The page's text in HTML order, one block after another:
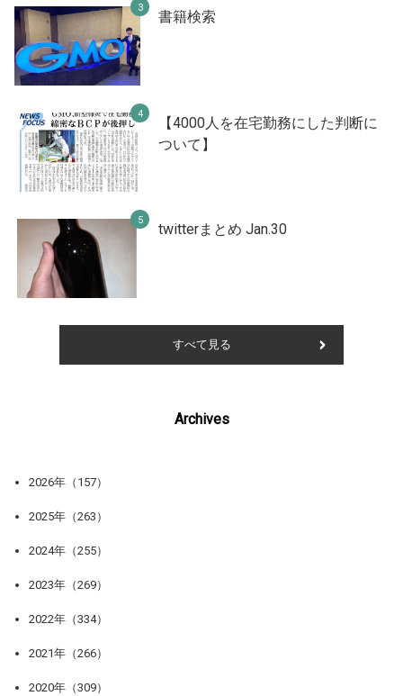
書籍検索
【4000人を在宅勤務にした判断に
ついて】
twitterまとめ Jan.30
すべて見る
Archives
2026年（157）
2025年（263）
2024年（255）
2023年（269）
2022年（334）
2021年（266）
2020年（309）